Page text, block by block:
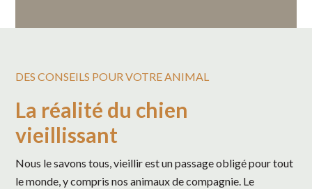
DES CONSEILS POUR VOTRE ANIMAL
La réalité du chien
vieillissant
Nous le savons tous, vieillir est un passage obligé pour tout
le monde, y compris nos animaux de compagnie. Le